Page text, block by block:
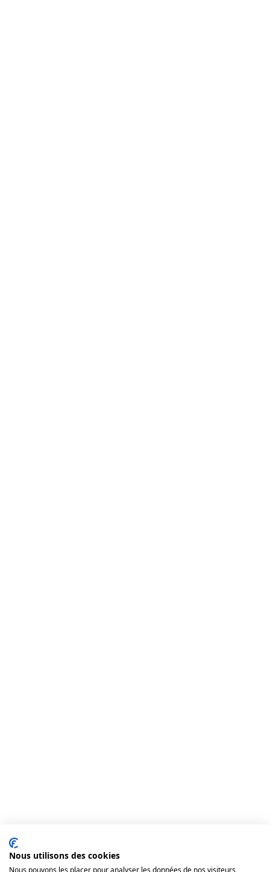
Nous utilisons des cookies
Nous pouvons les placer pour analyser les données de nos visiteurs,